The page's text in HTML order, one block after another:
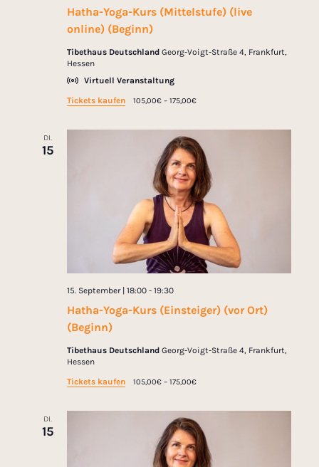
Hatha-Yoga-Kurs (Mittelstufe) (live
online) (Beginn)
Tibethaus Deutschland Georg-Voigt-Straße 4, Frankfurt,
Hessen
Virtuell Veranstaltung
Tickets kaufen
105,00€ – 175,00€
DI.
15
Hatha-Yoga-Kurs (Einsteiger) (vor Ort)
(Beginn)
15. September | 18:00- 19:30
Tibethaus Deutschland Georg-Voigt-Straße 4, Frankfurt,
Hessen
Tickets kaufen
105,00€ – 175,00€
DI.
15